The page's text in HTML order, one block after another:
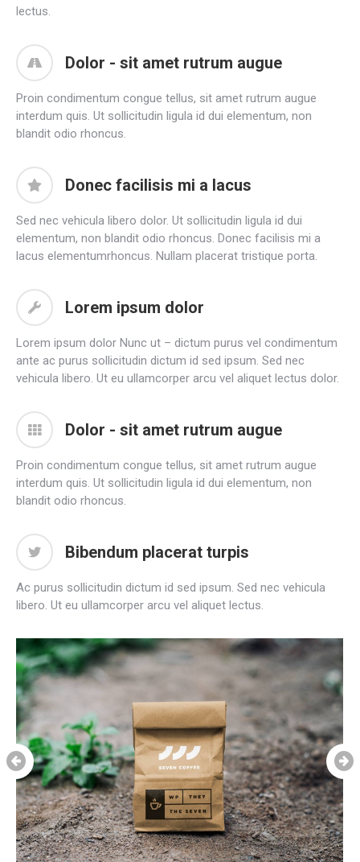
lectus.
Dolor - sit amet rutrum augue
Proin condimentum congue tellus, sit amet rutrum augue
interdum quis. Ut sollicitudin ligula id dui elementum, non
blandit odio rhoncus.
Donec facilisis mi a lacus
Sed nec vehicula libero dolor. Ut sollicitudin ligula id dui
elementum, non blandit odio rhoncus. Donec facilisis mi a
lacus elementumrhoncus. Nullam placerat tristique porta.
Lorem ipsum dolor
Lorem ipsum dolor Nunc ut – dictum purus vel condimentum
ante ac purus sollicitudin dictum id sed ipsum. Sed nec
vehicula libero. Ut eu ullamcorper arcu vel aliquet lectus dolor.
Dolor - sit amet rutrum augue
Proin condimentum congue tellus, sit amet rutrum augue
interdum quis. Ut sollicitudin ligula id dui elementum, non
blandit odio rhoncus.
Bibendum placerat turpis
Ac purus sollicitudin dictum id sed ipsum. Sed nec vehicula
libero. Ut eu ullamcorper arcu vel aliquet lectus.